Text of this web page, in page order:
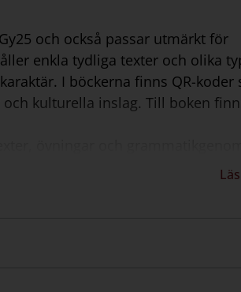
och också passar utmärkt för
enkla tydliga texter och olika
I böckerna finns QR-koder
kulturella inslag. Till boken
finns en större avslutande
kan använda i klassrummet